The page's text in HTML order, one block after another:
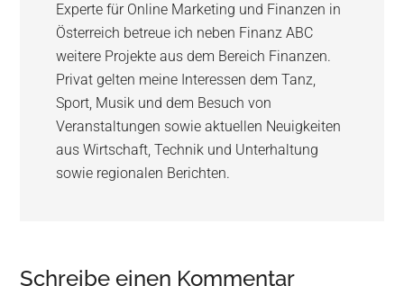
Experte für Online Marketing und Finanzen in
Österreich betreue ich neben Finanz ABC
weitere Projekte aus dem Bereich Finanzen.
Privat gelten meine Interessen dem Tanz,
Sport, Musik und dem Besuch von
Veranstaltungen sowie aktuellen Neuigkeiten
aus Wirtschaft, Technik und Unterhaltung
sowie regionalen Berichten.
Schreibe einen Kommentar